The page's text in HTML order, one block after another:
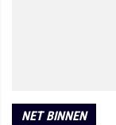
NET BINNEN